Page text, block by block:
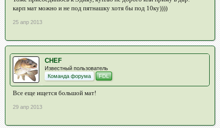
карп мат можно и не под пятнашку хотя бы под 10ку))))
25 апр 2013
CHEF
Известный пользователь
Команда форума
FDL
Все еще ищется большой мат!
29 апр 2013